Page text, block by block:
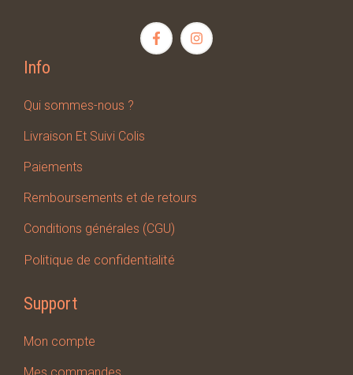
Info
Qui sommes-nous ?
Livraison Et Suivi Colis
Paiements
Remboursements et de retours
Conditions générales (CGU)
Politique de confidentialité
Support
Mon compte